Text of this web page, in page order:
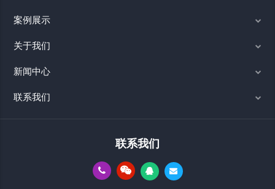
案例展示
关于我们
新闻中心
联系我们
联系我们